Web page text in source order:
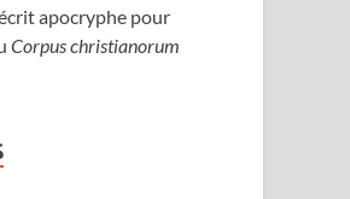
apocryphe pour
Corpus christianorum